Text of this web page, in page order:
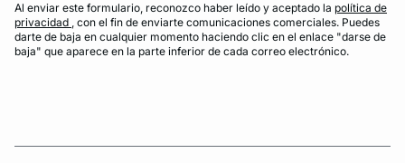
Al enviar este formulario, reconozco haber leído y aceptado la política de
privacidad , con el fin de enviarte comunicaciones comerciales. Puedes
darte de baja en cualquier momento haciendo clic en el enlace "darse de
baja" que aparece en la parte inferior de cada correo electrónico.